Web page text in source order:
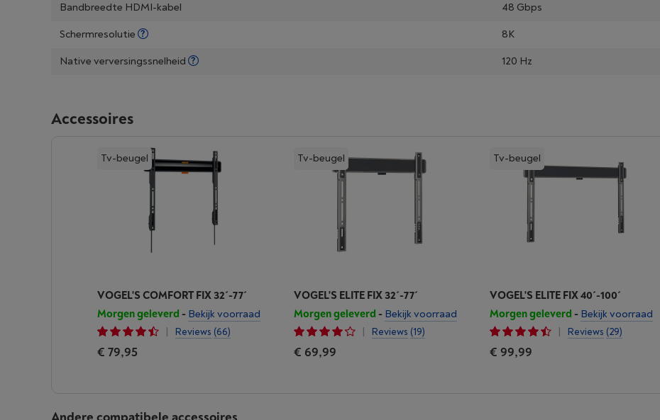
Bandbreedte HDMI-kabel
48 Gbps
Schermresolutie
8K
Native verversingssnelheid
120 Hz
Accessoires
Tv-beugel
VOGEL'S COMFORT FIX 32´-77´
Morgen geleverd - Bekijk voorraad
|
Reviews (66)
€ 79,95
Tv-beugel
VOGEL'S ELITE FIX 32´-77´
Morgen geleverd - Bekijk voorraad
|
Reviews (19)
€ 69,99
Tv-beugel
VOGEL'S ELITE FIX 40´-100´
Morgen geleverd - Bekijk voorraad
|
Reviews (29)
€ 99,99